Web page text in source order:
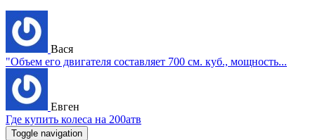
Вася
"Объем его двигателя составляет 700 см. куб., мощность...
Евген
Где купить колеса на 200атв
Toggle navigation